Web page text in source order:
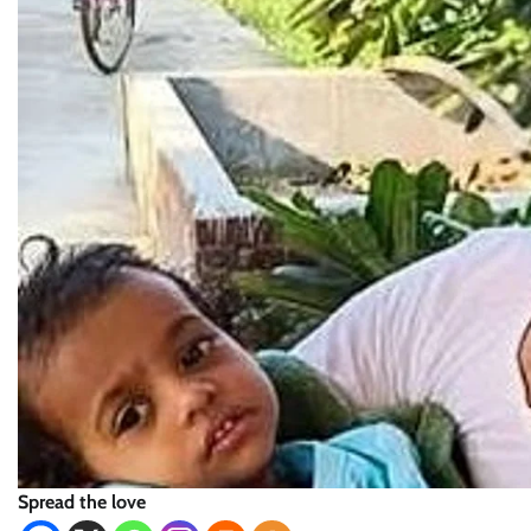
Spread the love